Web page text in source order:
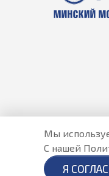
Разработано
Мы
С нашей
Я